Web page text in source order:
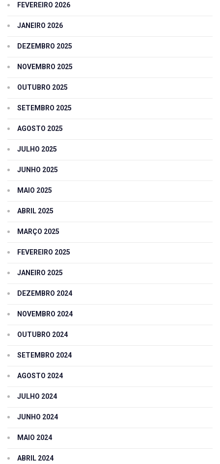
FEVEREIRO 2026
JANEIRO 2026
DEZEMBRO 2025
NOVEMBRO 2025
OUTUBRO 2025
SETEMBRO 2025
AGOSTO 2025
JULHO 2025
JUNHO 2025
MAIO 2025
ABRIL 2025
MARÇO 2025
FEVEREIRO 2025
JANEIRO 2025
DEZEMBRO 2024
NOVEMBRO 2024
OUTUBRO 2024
SETEMBRO 2024
AGOSTO 2024
JULHO 2024
JUNHO 2024
MAIO 2024
ABRIL 2024